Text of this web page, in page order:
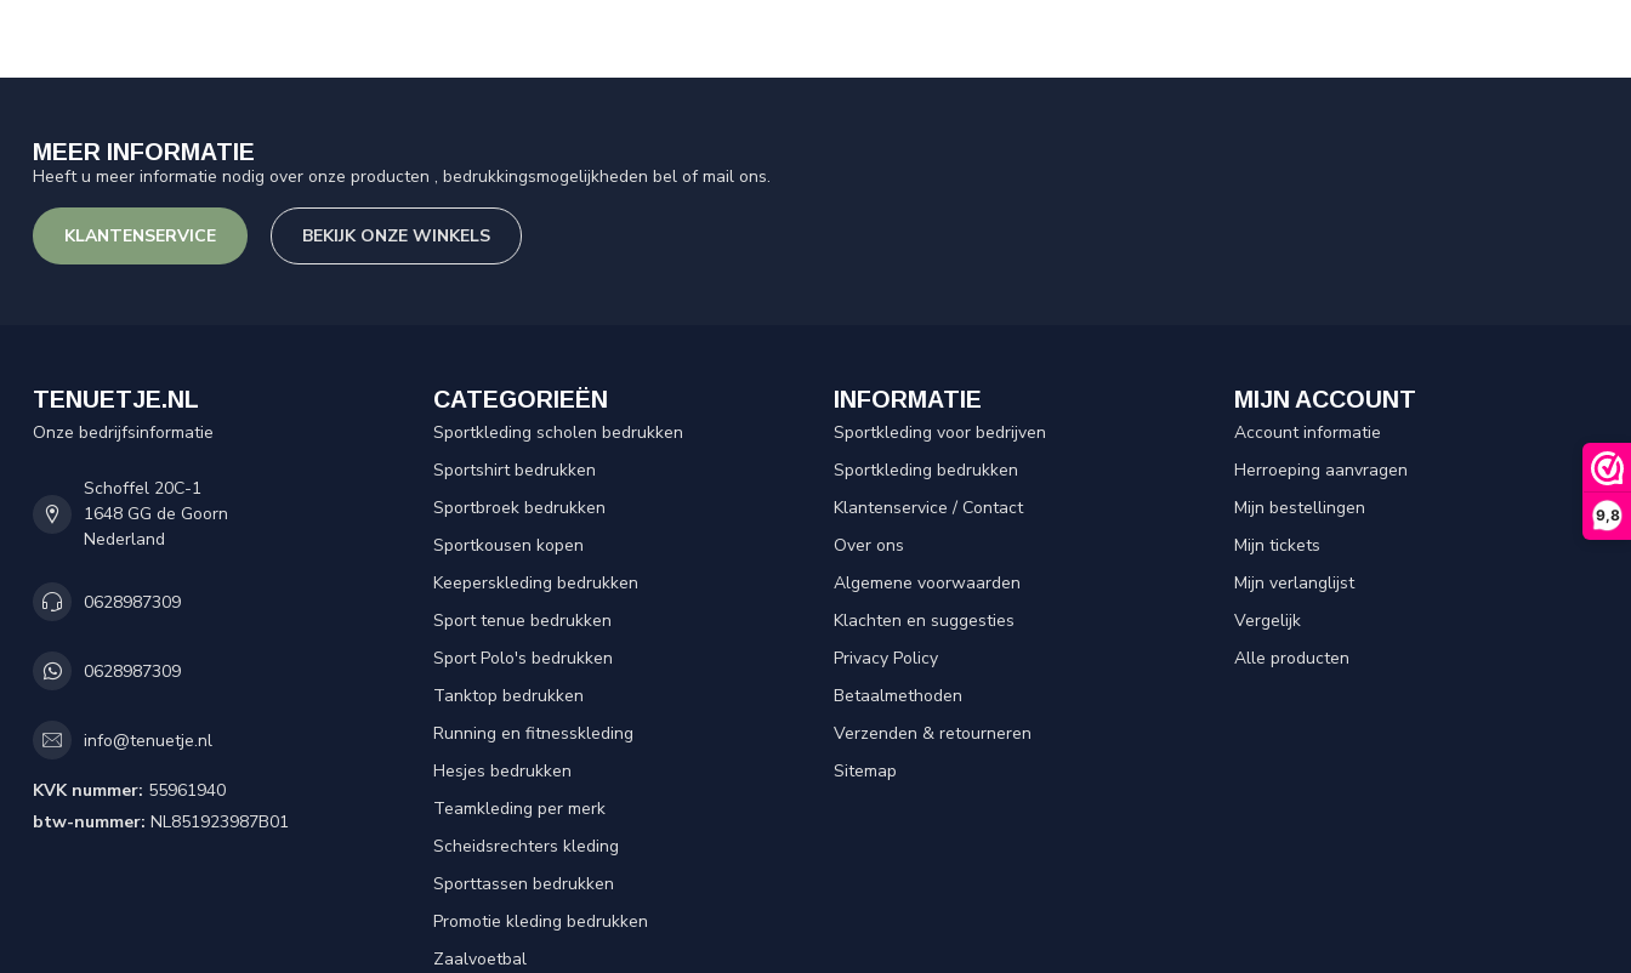
9,8
MEER INFORMATIE
Heeft u meer informatie nodig over onze producten , bedrukkingsmogelijkheden bel of mail ons.
KLANTENSERVICE BEKIJK ONZE WINKELS
TENUETJE.NL
Onze bedrijfsinformatie
Schoffel 20C-1
1648 GG de Goorn
Nederland
0628987309
0628987309
info@tenuetje.nl
KVK nummer: 55961940
btw-nummer: NL851923987B01
CATEGORIEËN
Sportkleding scholen bedrukken
Sportshirt bedrukken
Sportbroek bedrukken
Sportkousen kopen
Keeperskleding bedrukken
Sport tenue bedrukken
Sport Polo's bedrukken
Tanktop bedrukken
Running en fitnesskleding
Hesjes bedrukken
Teamkleding per merk
Scheidsrechters kleding
Sporttassen bedrukken
Promotie kleding bedrukken
Zaalvoetbal
INFORMATIE
Sportkleding voor bedrijven
Sportkleding bedrukken
Klantenservice / Contact
Over ons
Algemene voorwaarden
Klachten en suggesties
Privacy Policy
Betaalmethoden
Verzenden & retourneren
Sitemap
MIJN ACCOUNT
Account informatie
Herroeping aanvragen
Mijn bestellingen
Mijn tickets
Mijn verlanglijst
Vergelijk
Alle producten